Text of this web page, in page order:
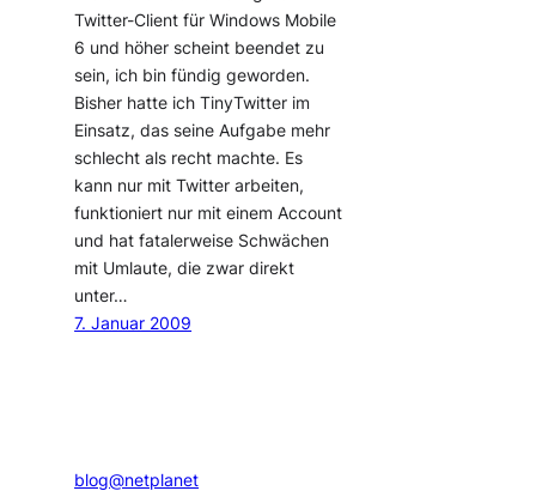
Twitter-Client für Windows Mobile
6 und höher scheint beendet zu
sein, ich bin fündig geworden.
Bisher hatte ich TinyTwitter im
Einsatz, das seine Aufgabe mehr
schlecht als recht machte. Es
kann nur mit Twitter arbeiten,
funktioniert nur mit einem Account
und hat fatalerweise Schwächen
mit Umlaute, die zwar direkt
unter…
7. Januar 2009
blog@netplanet